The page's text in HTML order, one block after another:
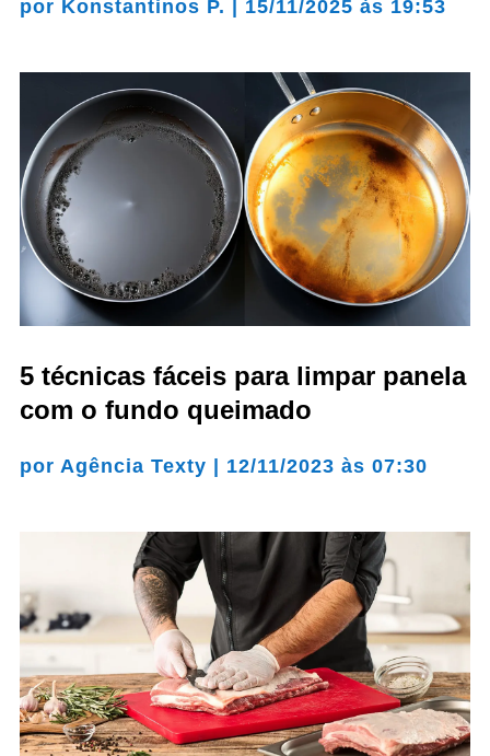
por Konstantinos P. | 15/11/2025 às 19:53
5 técnicas fáceis para limpar panela
com o fundo queimado
por Agência Texty | 12/11/2023 às 07:30